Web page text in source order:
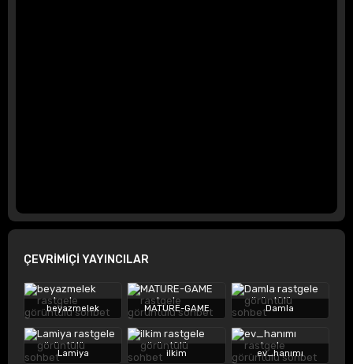
ÇEVRİMİÇİ YAYINCILAR
beyazmelek MATURE-GAME Damla
Lamiya ilkim ev_hanımı